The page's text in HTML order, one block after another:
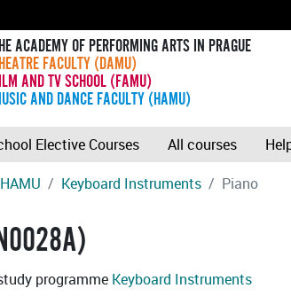
ACADEMY OF PERFORMING ARTS IN PRAGUE
FACULTY (DAMU)
AND TV SCHOOL (FAMU)
AND DANCE FACULTY (HAMU)
Elective Courses All courses
HAMU Keyboard Instruments Piano
programme Keyboard Instruments